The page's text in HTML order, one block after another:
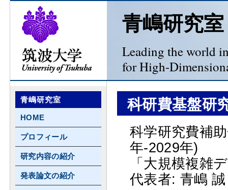
青嶋研究室
Leading the world
for High-
科研費基盤研
科学研究費補
年-2029年)
「大規模複雑
代表者: 青嶋 誠
青嶋研究室
HOME
プロフィール
研究内容の紹介
発表論文の紹介